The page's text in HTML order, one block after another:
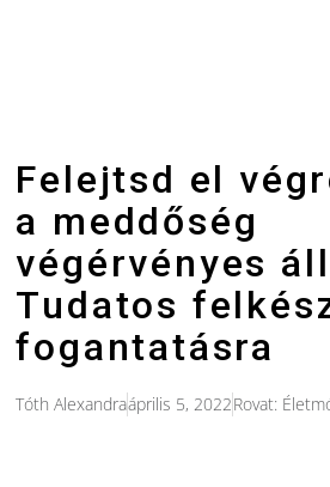
Felejtsd el
a meddőség
végérvényes
Tudatos
fogantatásra
Tóth Alexandraáprilis 5, 2022Rovat: